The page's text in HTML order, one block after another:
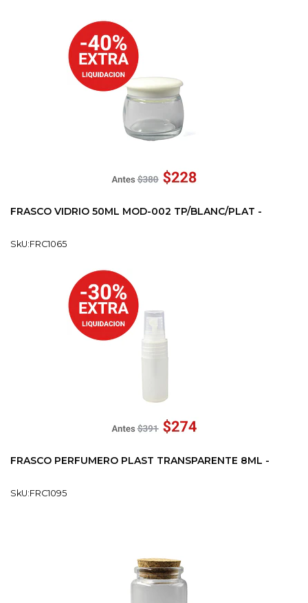
FRASCO VIDRIO 50ML MOD-002 TP/BLANC/PLAT -
SkU:FRC1065
FRASCO PERFUMERO PLAST TRANSPARENTE 8ML -
SkU:FRC1095